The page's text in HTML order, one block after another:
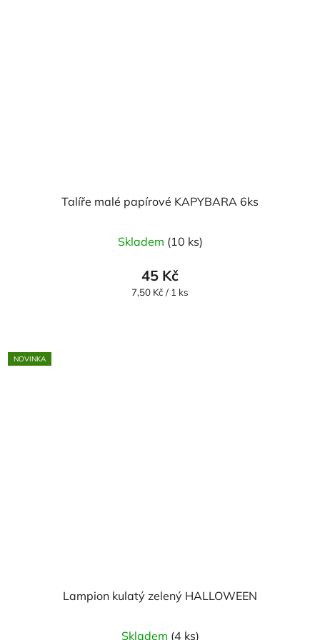
Talíře malé papírové KAPYBARA 6ks
Skladem (10 ks)
45 Kč
Měrná
7,50 Kč / 1 ks
NOVINKA
Lampion kulatý zelený HALLOWEEN
Skladem (4 ks)